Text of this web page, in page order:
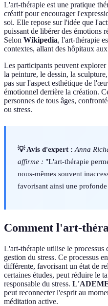
L'art-thérapie est une pratique
créatif pour encourager
soi. Elle repose sur l'idée que
puissant de libérer des émotions
Selon Wikipedia, l'art-thérapie
contextes, allant des hôpitaux
Les participants peuvent
la peinture, le dessin, la
pas sur l'aspect esthétique de
émotionnel derrière la création.
personnes de tous âges,
ou stress.
💡 Avis d'expert : Anna
affirme : "L'art-thérapie
nous-mêmes souvent
favorisant ainsi une
Comment l'art-
L'art-thérapie utilise le processus
gestion du stress. Ce processus
différente, favorisant un état de
certaines études, peut réduire le
responsable du stress.
peut reconnecter l'esprit au
méditation active.